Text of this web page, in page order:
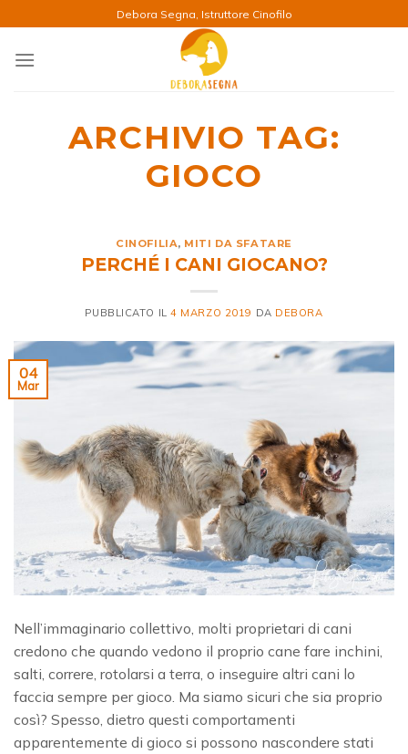
ai
contenuti
Debora Segna, Istruttore Cinofilo
ARCHIVIO TAG:
GIOCO
CINOFILIA, MITI DA SFATARE
PERCHÉ I CANI GIOCANO?
PUBBLICATO IL4 MARZO 2019 DA DEBORA
04
Mar
Nell’immaginario collettivo, molti proprietari di cani
credono che quando vedono il proprio cane fare inchini,
salti, correre, rotolarsi a terra, o inseguire altri cani lo
faccia sempre per gioco. Ma siamo sicuri che sia proprio
così? Spesso, dietro questi comportamenti
apparentemente di gioco si possono nascondere stati